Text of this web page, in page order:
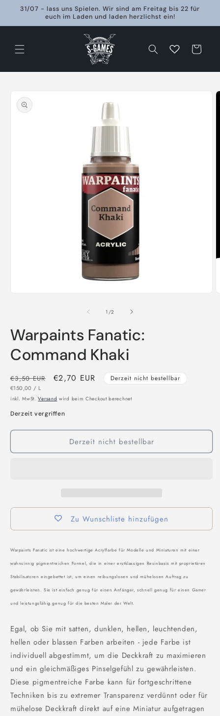
zum
31/07 - lass uns Spielen. Wir sind am Freitag bis 22 für
euch im Laden und laden herzlichst ein!
Warenkorb
1 /von
2
Warpaints Fanatic:
Command Khaki
Normaler
Preis
€3,50 EUR Verkaufspreis
€2,70 EUR
STÜCKPREIS
€150,00 / PRO
L
Derzeit nicht bestellbar
inkl. MwSt.Versand wird beim Checkout berechnet
Derzeit vergriffen
Derzeit nicht bestellbar
Zu Wunschliste hinzufügen
Warpaints Fanatic ist eine hochwertige Acrylfarbe für Modelle und Miniaturen mit einer
wahnsinnig pigmentreichen Formel, die in einer erstklassigen Resinbasis mit proprietären
Stabilisatoren eingebettet ist, um einen reibungslosen und mühelosen Auftrag zu
gewährleisten. Sie ist einfach genug für einen Anfänger, schnell genug für einen Gamer
und leistungsfähig genug für die besten Maler der Welt.
Egal, ob Sie mit satten, dunklen, hellen, leuchtenden,
hellen oder blassen Farben arbeiten - jede Farbe ist
individuell abgestimmt, um die Deckkraft zu maximieren
und ein gleichmäßiges Pinselgefühl zu gewährleisten.
Diese pigmentreiche Farbe kann für fortgeschrittene
Techniken bis zu extremer Transparenz verdünnt oder für
mühelose Deckkraft direkt auf eine Miniatur aufgetragen